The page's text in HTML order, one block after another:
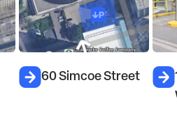
60 Simcoe Street